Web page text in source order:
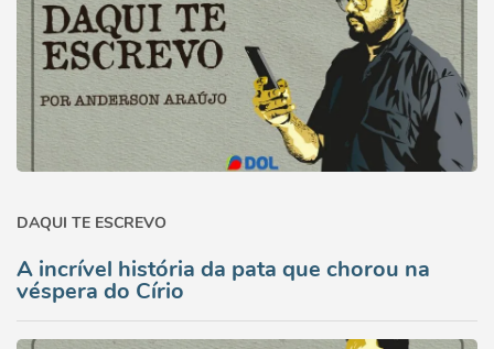
DAQUI TE ESCREVO
A incrível história da pata que chorou na
véspera do Círio